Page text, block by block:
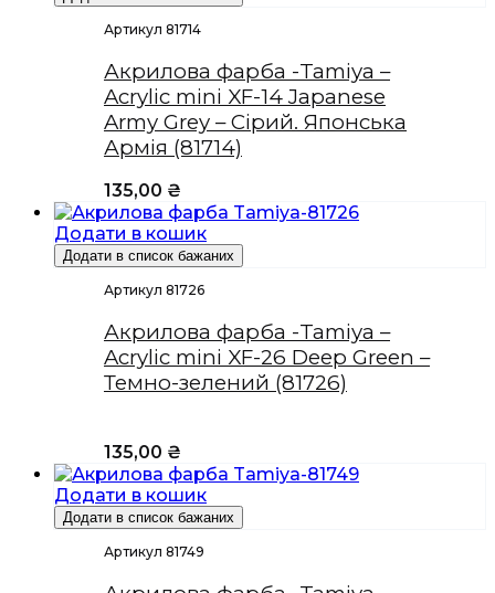
Артикул 81714
Акрилова фарба -Tamiya –
Acrylic mini XF-14 Japanese
Army Grey – Сірий. Японська
Армія (81714)
135,00 ₴
Додати в кошик
Додати в список бажаних
Артикул 81726
Акрилова фарба -Tamiya –
Acrylic mini XF-26 Deep Green –
Темно-зелений (81726)
135,00 ₴
Додати в кошик
Додати в список бажаних
Артикул 81749